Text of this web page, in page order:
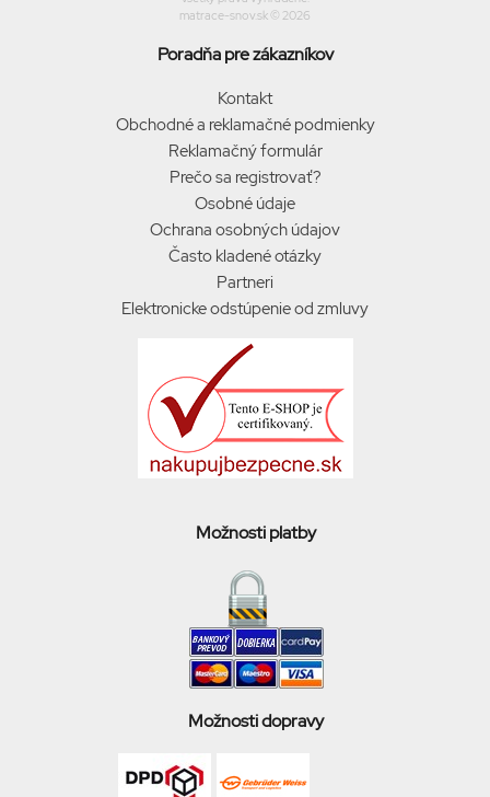
matrace-snov.sk © 2026
Poradňa pre zákazníkov
Kontakt
Obchodné a reklamačné podmienky
Reklamačný formulár
Prečo sa registrovať?
Osobné údaje
Ochrana osobných údajov
Často kladené otázky
Partneri
Elektronicke odstúpenie od zmluvy
Možnosti platby
Možnosti dopravy